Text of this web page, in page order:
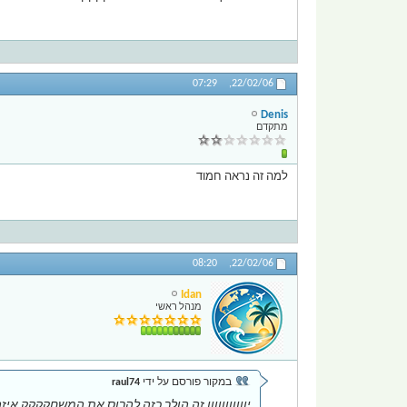
22/02/06,
07:29
Denis
מתקדם
למה זה נראה חמוד
22/02/06,
08:20
Idan
מנהל ראשי
במקור פורסם על ידי raul74